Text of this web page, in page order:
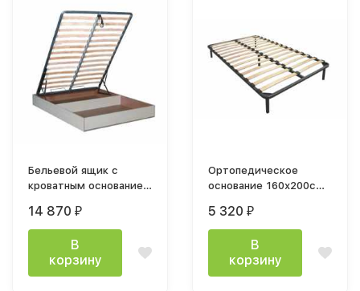
Бельевой ящик с
кроватным основанием
механизмом
1600х2000
14 870 ₽
В
корзину
Ортопедическое
основание 160х200см
5 320 ₽
В
корзину